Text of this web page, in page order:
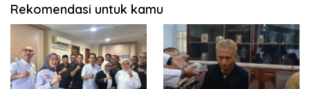
Rekomendasi untuk kamu